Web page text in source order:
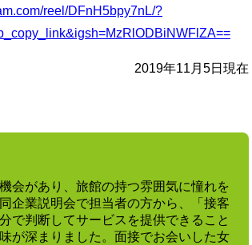
reel/DFnH5bpy7nL/?
2019年11月5日現在
会があり、旅館の持つ雰囲気に憧れを
企業説明会で担当者の方から、「接客
で判断してサービスを提供できること
が深まりました。面接でお会いした女